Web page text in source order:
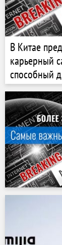
В Китае
карьерный
способный